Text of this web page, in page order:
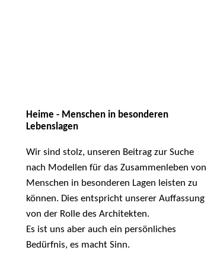
Heime - Menschen in besonderen
Lebenslagen
Wir sind stolz, unseren Beitrag zur Suche
nach Modellen für das Zusammenleben von
Menschen in besonderen Lagen leisten zu
können. Dies entspricht unserer Auffassung
von der Rolle des Architekten.
Es ist uns aber auch ein persönliches
Bedürfnis, es macht Sinn.